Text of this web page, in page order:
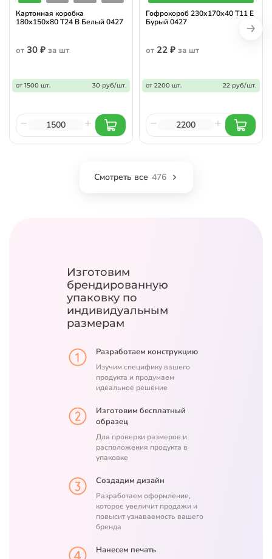
Картонная коробка
180х150х80 Т24 B Белый 0427
от 30 ₽ за шт
от 1500 шт. 30 руб/шт.
Гофрокороб 230х170х40 Т11 E
Бурый 0427
от 22 ₽ за шт
от 2200 шт. 22 руб/шт.
Смотреть все 476
Изготовим
брендированную
упаковку по
индивидуальным
размерам
Разработаем конструкцию
Изучим специфику вашего
продукта и продумаем
идеальное решение
Изготовим бесплатный
образец
Для проверки размеров и
расположения продукта в
упаковке
Создадим дизайн
Разработаем оформление,
которое увеличит продажи и
повысит узнаваемость вашего
бренда
Нанесем печать